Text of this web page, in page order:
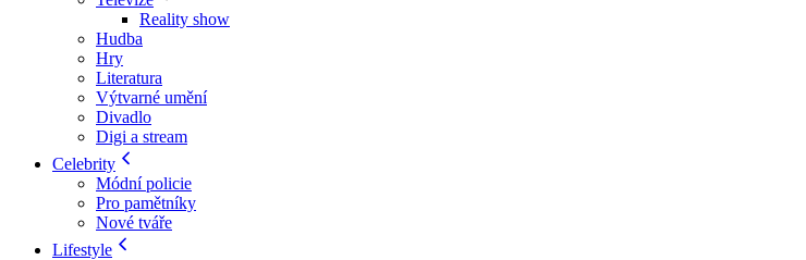
Reality show
Hudba
Hry
Literatura
Výtvarné umění
Divadlo
Digi a stream
Celebrity
Módní policie
Pro pamětníky
Nové tváře
Lifestyle